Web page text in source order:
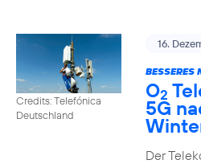
Credits: Telefónica
Deutschland
16.
BESSERES
O2
5G
Der